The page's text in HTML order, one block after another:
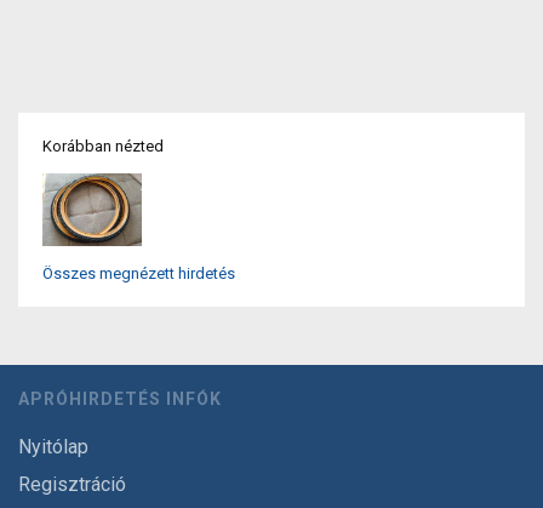
Korábban nézted
Összes megnézett hirdetés
APRÓHIRDETÉS INFÓK
Nyitólap
Regisztráció